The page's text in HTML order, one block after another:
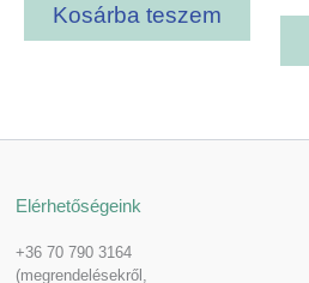
Kosárba teszem
Elérhetőségeink
+36 70 790 3164
(megrendelésekről,